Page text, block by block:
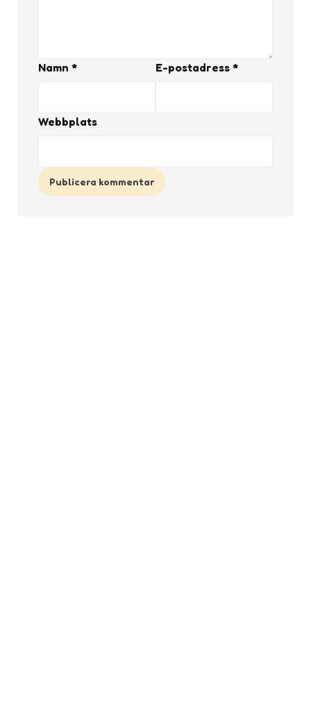
Namn * E-postadress *
Webbplats